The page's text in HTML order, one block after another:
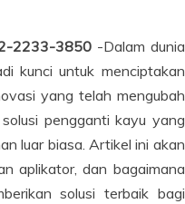
2233-3850 -Dalam dunia
kunci untuk menciptakan
yang telah mengubah
pengganti kayu yang
luar biasa. Artikel ini akan
aplikator, dan bagaimana
solusi terbaik bagi